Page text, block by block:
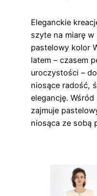
Eleganckie
szyte na miarę
pastelowy kolor
latem – czasem
uroczystości –
niosące radość,
elegancję.
zajmuje
niosąca ze sobą